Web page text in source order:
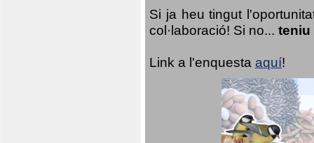
Si ja heu tingut
col·laboració! Si no... teniu
Link a l'enquesta aquí!